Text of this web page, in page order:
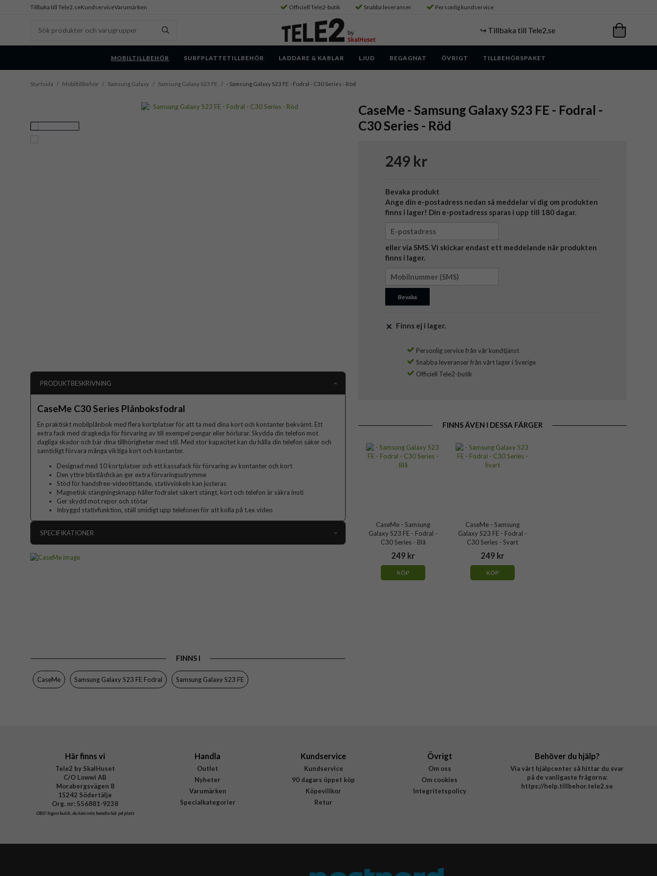
Tillbaka till Tele2.seKundserviceVarumärken Officiell Tele2-butik Snabba leveranser Personlig kundservice
↪️ Tillbaka till Tele2.se
MOBILTILLBEHÖR SURFPLATTETILLBEHÖR LADDARE & KABLAR LJUD BEGAGNAT ÖVRIGT TILLBEHÖRSPAKET
Startsida / Mobiltillbehör / Samsung Galaxy / Samsung Galaxy S23 FE / - Samsung Galaxy S23 FE - Fodral - C30 Series - Röd
CaseMe - Samsung Galaxy S23 FE - Fodral -
C30 Series - Röd
249 kr
Bevaka produkt
Ange din e-postadress nedan så meddelar vi dig om produkten
finns i lager! Din e-postadress sparas i upp till 180 dagar.
eller via SMS. Vi skickar endast ett meddelande när produkten
finns i lager.
Bevaka
Finns ej i lager.
Personlig service från vår kundtjänst
Snabba leveranser från vårt lager i Sverige
Officiell Tele2-butik
FINNS ÄVEN I DESSA FÄRGER
CaseMe - Samsung
Galaxy S23 FE - Fodral -
C30 Series - Blå
249 kr
KÖP
CaseMe - Samsung
Galaxy S23 FE - Fodral -
C30 Series - Svart
249 kr
KÖP
PRODUKTBESKRIVNING
CaseMe C30 Series Plånboksfodral
En praktiskt mobilplånbok med flera kortplatser för att ta med dina kort och kontanter bekvämt. Ett
extra fack med dragkedja för förvaring av till exempel pengar eller hörlurar. Skydda din telefon mot
dagliga skador och bär dina tillhörigheter med stil. Med stor kapacitet kan du hålla din telefon säker och
samtidigt förvara många viktiga kort och kontanter.
Designad med 10 kortplatser och ett kassafack för förvaring av kontanter och kort
Den yttre blixtlåsfickan ger extra förvaringsutrymme
Stöd för handsfree-videotittande, stativvinkeln kan justeras
Magnetisk stängningsknapp håller fodralet säkert stängt, kort och telefon är säkra inuti
Ger skydd mot repor och stötar
Inbyggd stativfunktion, ställ smidigt upp telefonen för att kolla på t.ex video
SPECIFIKATIONER
FINNS I
CaseMe Samsung Galaxy S23 FE Fodral Samsung Galaxy S23 FE
Här finns vi
Tele2 by SkalHuset
C/O Lowwi AB
Morabergsvägen 8
15242 Södertälje
Org. nr: 556881-9238
OBS!Ingen butik, du kan inte handla här på plats
Handla
Outlet
Nyheter
Varumärken
Specialkategorier
Kundservice
Kundservice
90 dagars öppet köp
Köpevillkor
Retur
Övrigt
Om oss
Om cookies
Integritetspolicy
Behöver du hjälp?
Via vårt hjälpcenter så hittar du svar
på de vanligaste frågorna:
https://help.tillbehor.tele2.se